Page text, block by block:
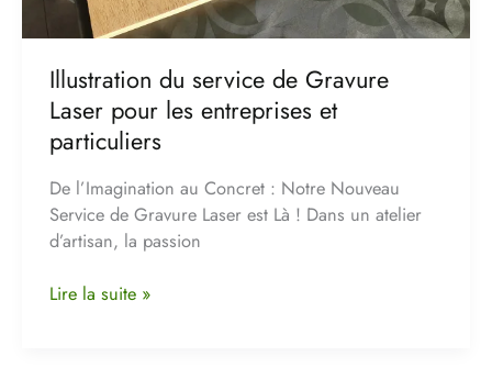
Illustration du service de Gravure
Laser pour les entreprises et
particuliers
De l’Imagination au Concret : Notre Nouveau
Service de Gravure Laser est Là ! Dans un atelier
d’artisan, la passion
entreprises
et
Lire la suite »